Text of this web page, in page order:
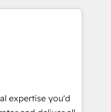
or project-based
designed to fit
ensuring that
to the table.
business's unique
that aligns
expertise you'd